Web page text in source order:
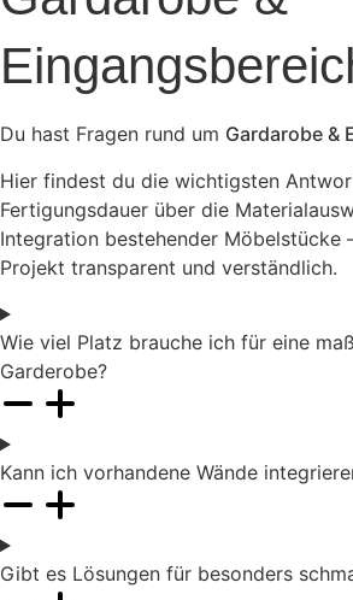
Du hast Fragen rund um Gardarobe &
Hier findest du die wichtigsten
Fertigungsdauer über die
Integration bestehender Möbelstücke
Projekt transparent und verständlich.
Wie viel Platz brauche ich für eine
Garderobe?
Kann ich vorhandene Wände
Gibt es Lösungen für besonders